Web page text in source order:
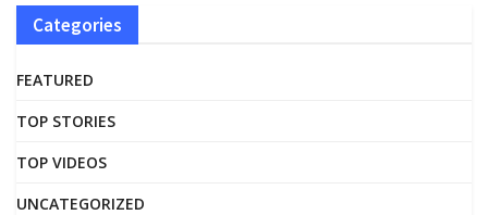
Categories
FEATURED
TOP STORIES
TOP VIDEOS
UNCATEGORIZED